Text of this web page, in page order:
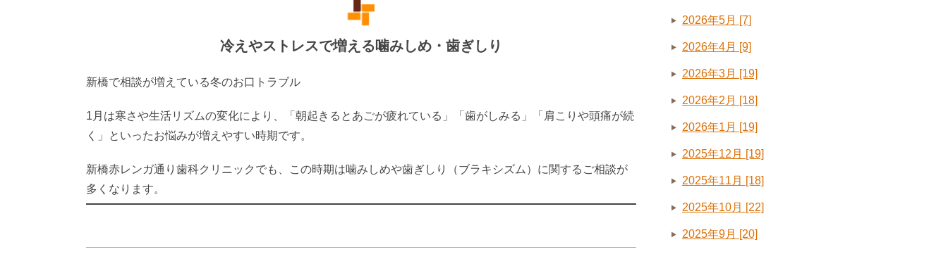
冷えやストレスで増える噛みしめ・歯ぎしり
新橋で相談が増えている冬のお口トラブル
1月は寒さや生活リズムの変化により、「朝起きるとあごが疲れている」「歯がしみる」「肩こりや頭痛が続
く」といったお悩みが増えやすい時期です。
新橋赤レンガ通り歯科クリニックでも、この時期は噛みしめや歯ぎしり（ブラキシズム）に関するご相談が
多くなります。
2026年5月 [7]
2026年4月 [9]
2026年3月 [19]
2026年2月 [18]
2026年1月 [19]
2025年12月 [19]
2025年11月 [18]
2025年10月 [22]
2025年9月 [20]